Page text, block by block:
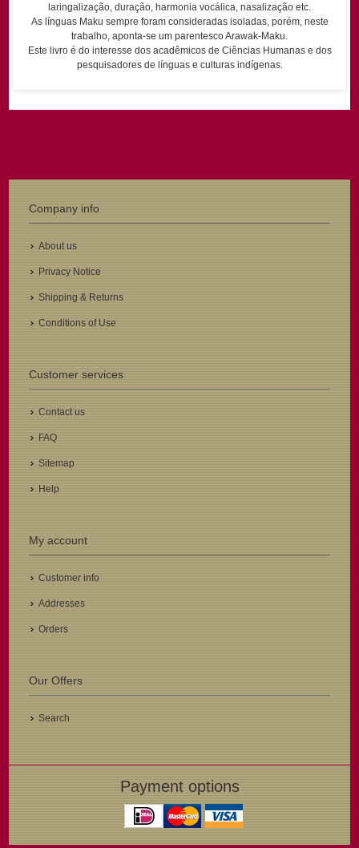
laringalização, duração, harmonia vocálica, nasalização etc.
As línguas Maku sempre foram consideradas isoladas, porém, neste
trabalho, aponta-se um parentesco Arawak-Maku.
Este livro é do interesse dos acadêmicos de Ciências Humanas e dos
pesquisadores de línguas e culturas indígenas.
Company info
About us
Privacy Notice
Shipping & Returns
Conditions of Use
Customer services
Contact us
FAQ
Sitemap
Help
My account
Customer info
Addresses
Orders
Our Offers
Search
Payment options